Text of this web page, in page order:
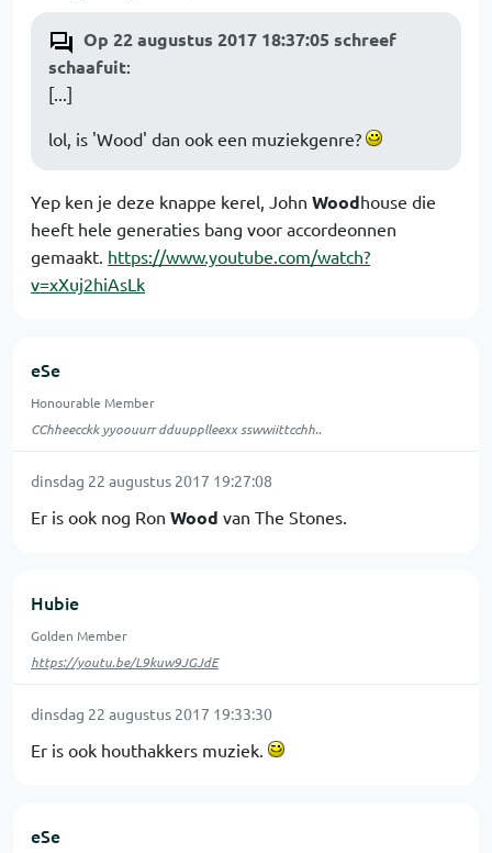
Op 22 augustus 2017 18:37:05 schreef
schaafuit:
[...]
lol, is 'Wood' dan ook een muziekgenre?
Yep ken je deze knappe kerel, John Woodhouse die
heeft hele generaties bang voor accordeonnen
gemaakt. https://www.youtube.com/watch?
v=xXuj2hiAsLk
eSe
Honourable Member
CChheecckk yyoouurr dduupplleexx sswwiittcchh..
dinsdag 22 augustus 2017 19:27:08
Er is ook nog Ron Wood van The Stones.
Hubie
Golden Member
https://youtu.be/L9kuw9JGJdE
dinsdag 22 augustus 2017 19:33:30
Er is ook houthakkers muziek.
eSe